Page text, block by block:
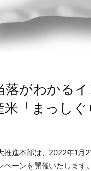
落がわかる
米「まっし
推進本部は、2022年1月
ペーンを開催いたします